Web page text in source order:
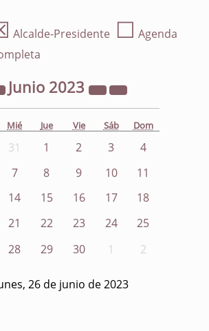
Alcalde-Presidente ☐ Agenda
Junio 2023
Mié Jue Vie Sáb Dom
31 1 2 3
4
7 8 9 10
11
14 15 16 17
18
21 22 23 24
25
28 29 30 1 2
26 de junio de 2023